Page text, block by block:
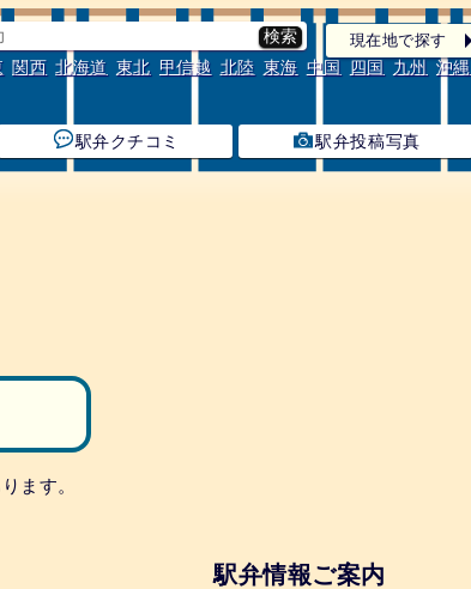
現在地で探す
関西 北海道 東北 甲信越 北陸 東海 中国 四国 九州 沖縄
駅弁クチコミ 駅弁投稿写真
ます。
駅弁情報ご案内